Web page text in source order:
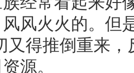
风火火的。但
又得推倒重来
源。